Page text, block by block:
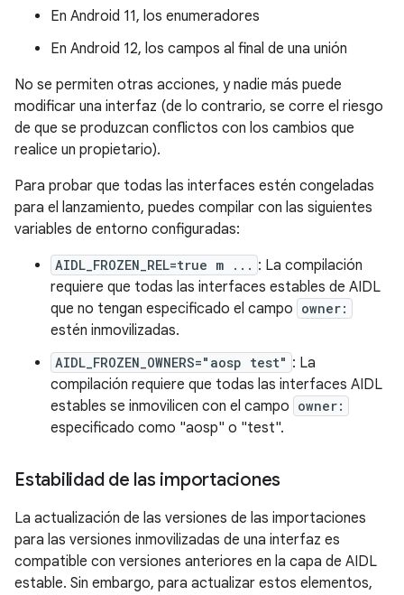
En Android 11, los enumeradores
En Android 12, los campos al final de una unión
No se permiten otras acciones, y nadie más puede
modificar una interfaz (de lo contrario, se corre el riesgo
de que se produzcan conflictos con los cambios que
realice un propietario).
Para probar que todas las interfaces estén congeladas
para el lanzamiento, puedes compilar con las siguientes
variables de entorno configuradas:
AIDL_FROZEN_REL=true m ... : La compilación
requiere que todas las interfaces estables de AIDL
que no tengan especificado el campo owner:
estén inmovilizadas.
AIDL_FROZEN_OWNERS="aosp test" : La
compilación requiere que todas las interfaces AIDL
estables se inmovilicen con el campo owner:
especificado como "aosp" o "test".
Estabilidad de las importaciones
La actualización de las versiones de las importaciones
para las versiones inmovilizadas de una interfaz es
compatible con versiones anteriores en la capa de AIDL
estable. Sin embargo, para actualizar estos elementos,